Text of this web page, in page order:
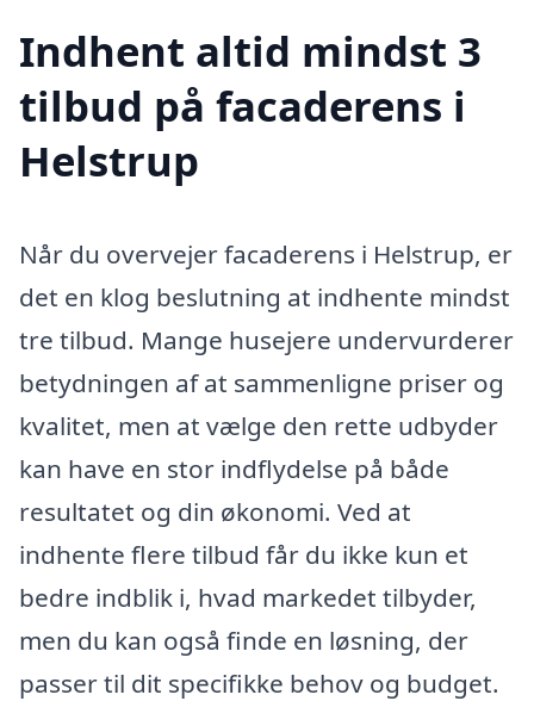
Indhent altid mindst 3
tilbud på facaderens i
Helstrup
Når du overvejer facaderens i Helstrup, er
det en klog beslutning at indhente mindst
tre tilbud. Mange husejere undervurderer
betydningen af at sammenligne priser og
kvalitet, men at vælge den rette udbyder
kan have en stor indflydelse på både
resultatet og din økonomi. Ved at
indhente flere tilbud får du ikke kun et
bedre indblik i, hvad markedet tilbyder,
men du kan også finde en løsning, der
passer til dit specifikke behov og budget.